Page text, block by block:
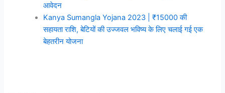
आवेदन
Kanya Sumangla Yojana 2023 | ₹15000 की
सहायता राशि, बेटियों की उज्जवल भविष्य के लिए चलाई गई एक
बेहतरीन योजना